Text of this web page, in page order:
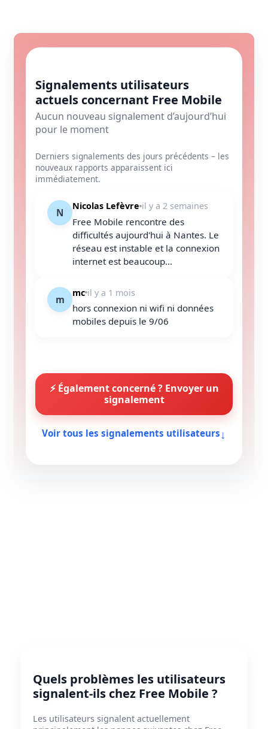
Signalements utilisateurs
actuels concernant Free Mobile
Aucun nouveau signalement d’aujourd’hui
pour le moment
Derniers signalements des jours précédents – les
nouveaux rapports apparaissent ici
immédiatement.
N
Nicolas Lefèvre il y a 2 semaines
Free Mobile rencontre des
difficultés aujourd'hui à Nantes. Le
réseau est instable et la connexion
internet est beaucoup...
m
mc il y a 1 mois
hors connexion ni wifi ni données
mobiles depuis le 9/06
⚡ Également concerné ? Envoyer un
signalement
Voir tous les signalements utilisateurs↓
Quels problèmes les utilisateurs
signalent-ils chez Free Mobile ?
Les utilisateurs signalent actuellement